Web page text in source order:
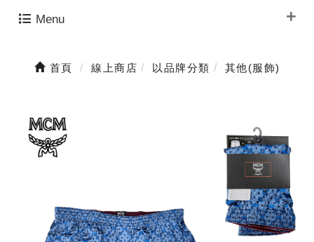
Menu
首頁 線上商店 以品牌分類 其他(服飾)